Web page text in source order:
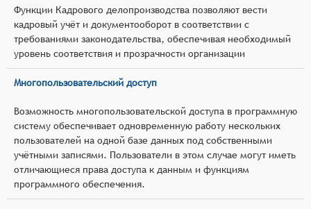
Функции Кадрового делопроизводства позволяют вести
кадровый учёт и документооборот в соответствии с
требованиями законодательства, обеспечивая необходимый
уровень соответствия и прозрачности организации
Многопользовательский доступ
Возможность многопользовательской доступа в программную
систему обеспечивает одновременную работу нескольких
пользователей на одной базе данных под собственными
учётными записями. Пользователи в этом случае могут иметь
отличающиеся права доступа к данным и функциям
программного обеспечения.